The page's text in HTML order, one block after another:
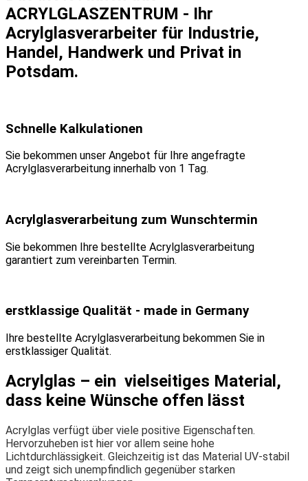
ACRYLGLASZENTRUM - Ihr
Acrylglasverarbeiter für Industrie,
Handel, Handwerk und Privat in
Potsdam.
Schnelle Kalkulationen
Sie bekommen unser Angebot für Ihre angefragte
Acrylglasverarbeitung innerhalb von 1 Tag.
Acrylglasverarbeitung zum Wunschtermin
Sie bekommen Ihre bestellte Acrylglasverarbeitung
garantiert zum vereinbarten Termin.
erstklassige Qualität - made in Germany
Ihre bestellte Acrylglasverarbeitung bekommen Sie in
erstklassiger Qualität.
Acrylglas – ein vielseitiges Material,
dass keine Wünsche offen lässt
Acrylglas verfügt über viele positive Eigenschaften.
Hervorzuheben ist hier vor allem seine hohe
Lichtdurchlässigkeit. Gleichzeitig ist das Material UV-stabil
und zeigt sich unempfindlich gegenüber starken